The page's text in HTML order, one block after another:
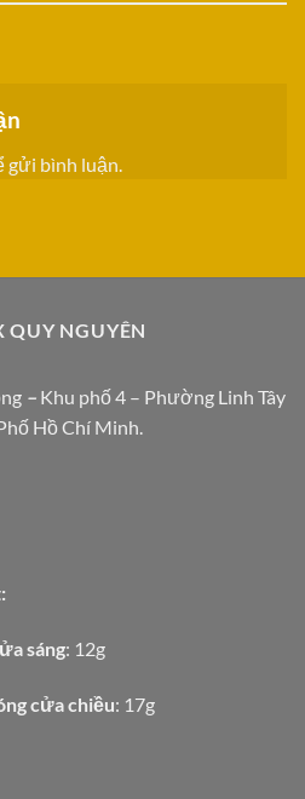
gửi bình luận.
QUY NGUYÊN
– Khu phố 4 – Phường Linh Tây
Hồ Chí Minh.
sáng: 12g
cửa chiều: 17g